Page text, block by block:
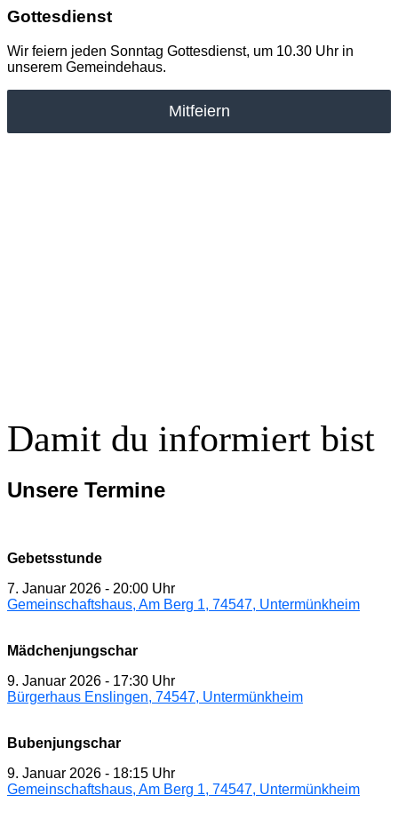
Gottesdienst
Wir feiern jeden Sonntag Gottesdienst, um 10.30 Uhr in
unserem Gemeindehaus.
Mitfeiern
Damit du informiert bist
Unsere Termine
Gebetsstunde
7. Januar 2026 - 20:00 Uhr
Gemeinschaftshaus, Am Berg 1, 74547, Untermünkheim
Mädchenjungschar
9. Januar 2026 - 17:30 Uhr
Bürgerhaus Enslingen, 74547, Untermünkheim
Bubenjungschar
9. Januar 2026 - 18:15 Uhr
Gemeinschaftshaus, Am Berg 1, 74547, Untermünkheim